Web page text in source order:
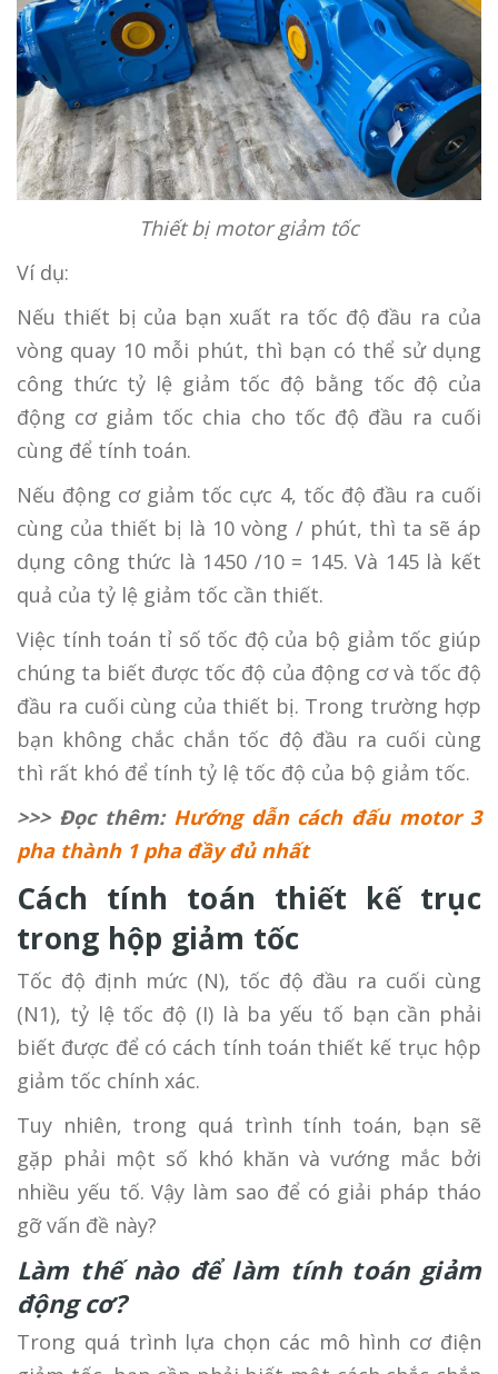
Thiết bị motor giảm tốc
Ví dụ:
Nếu thiết bị của bạn xuất ra tốc độ đầu ra của
vòng quay 10 mỗi phút, thì bạn có thể sử dụng
công thức tỷ lệ giảm tốc độ bằng tốc độ của
động cơ giảm tốc chia cho tốc độ đầu ra cuối
cùng để tính toán.
Nếu động cơ giảm tốc cực 4, tốc độ đầu ra cuối
cùng của thiết bị là 10 vòng / phút, thì ta sẽ áp
dụng công thức là 1450 /10 = 145. Và 145 là kết
quả của tỷ lệ giảm tốc cần thiết.
Việc tính toán tỉ số tốc độ của bộ giảm tốc giúp
chúng ta biết được tốc độ của động cơ và tốc độ
đầu ra cuối cùng của thiết bị. Trong trường hợp
bạn không chắc chắn tốc độ đầu ra cuối cùng
thì rất khó để tính tỷ lệ tốc độ của bộ giảm tốc.
>>> Đọc thêm: Hướng dẫn cách đấu motor 3
pha thành 1 pha đầy đủ nhất
Cách tính toán thiết kế trục
trong hộp giảm tốc
Tốc độ định mức (N), tốc độ đầu ra cuối cùng
(N1), tỷ lệ tốc độ (I) là ba yếu tố bạn cần phải
biết được để có cách tính toán thiết kế trục hộp
giảm tốc chính xác.
Tuy nhiên, trong quá trình tính toán, bạn sẽ
gặp phải một số khó khăn và vướng mắc bởi
nhiều yếu tố. Vậy làm sao để có giải pháp tháo
gỡ vấn đề này?
Làm thế nào để làm tính toán giảm
động cơ?
Trong quá trình lựa chọn các mô hình cơ điện